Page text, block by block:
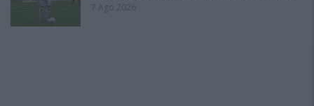
7 Ago 2026